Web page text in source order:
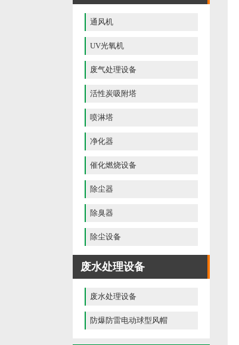
通风机
UV光氧机
废气处理设备
活性炭吸附塔
喷淋塔
净化器
催化燃烧设备
除尘器
除臭器
除尘设备
废水处理设备
废水处理设备
防爆防雷电动球型风帽